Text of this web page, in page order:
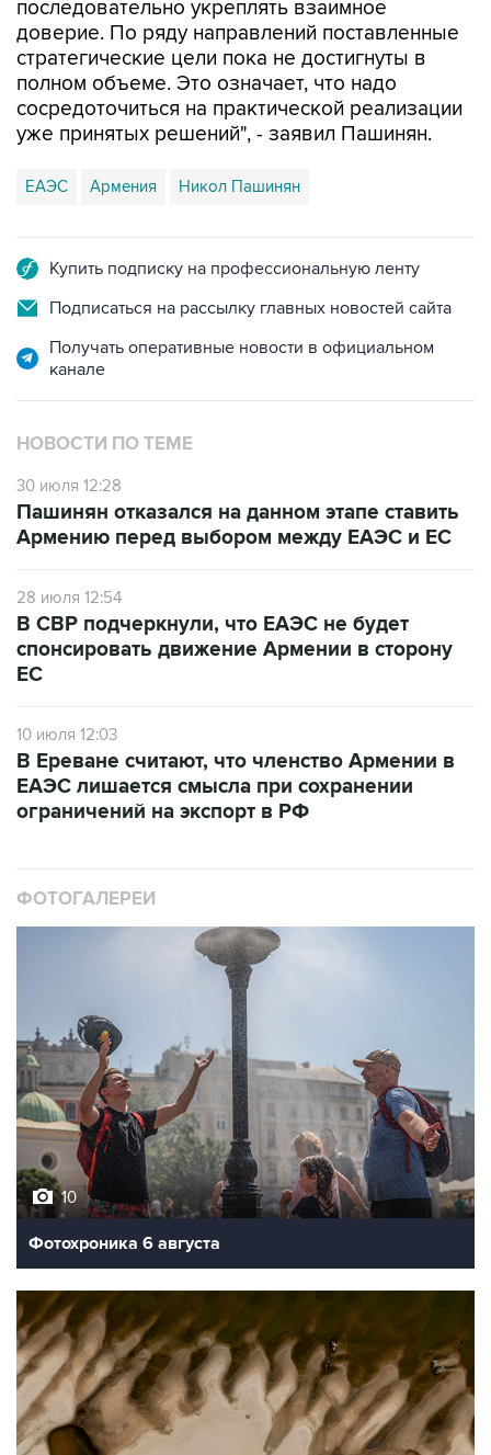
последовательно укреплять взаимное
доверие. По ряду направлений поставленные
стратегические цели пока не достигнуты в
полном объеме. Это означает, что надо
сосредоточиться на практической реализации
уже принятых решений", - заявил Пашинян.
ЕАЭС Армения Никол Пашинян
Купить подписку на профессиональную ленту
Подписаться на рассылку главных новостей сайта
Получать оперативные новости в официальном
канале
НОВОСТИ ПО ТЕМЕ
30 июля 12:28
Пашинян отказался на данном этапе ставить
Армению перед выбором между ЕАЭС и ЕС
28 июля 12:54
В СВР подчеркнули, что ЕАЭС не будет
спонсировать движение Армении в сторону
ЕС
10 июля 12:03
В Ереване считают, что членство Армении в
ЕАЭС лишается смысла при сохранении
ограничений на экспорт в РФ
ФОТОГАЛЕРЕИ
10
Фотохроника 6 августа